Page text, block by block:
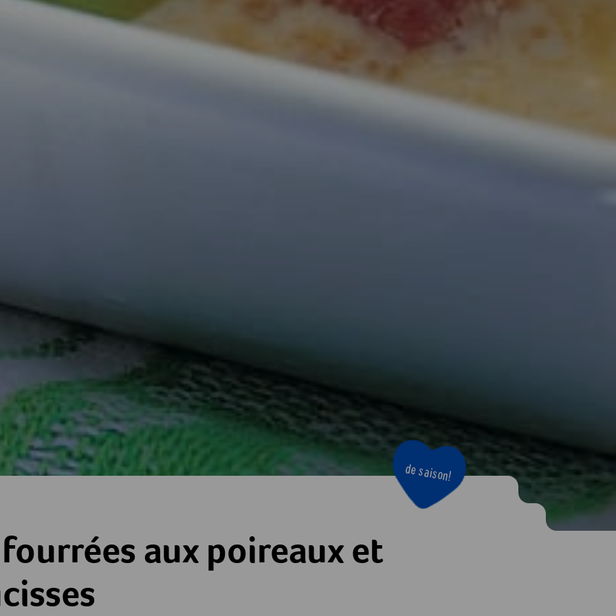
poireaux et aux saucissesaux poireaux et
de saison!